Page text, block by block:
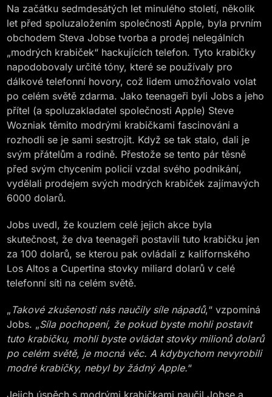
Na začátku sedmdesátých let minulého století, několik
let před spoluzaložením společnosti Apple, byla prvním
obchodem Steva Jobse tvorba a prodej nelegálních
„modrých krabiček“ hackujících telefon. Tyto krabičky
napodobovaly určité tóny, které se používaly pro
dálkové telefonní hovory, což lidem umožňovalo volat
po celém světě zdarma. Jako teenageři byli Jobs a jeho
přítel (a spoluzakladatel společnosti Apple) Steve
Wozniak těmito modrými krabičkami fascinováni a
rozhodli se je sami sestrojit. Když se tak stalo, dali je
svým přátelům a rodině. Přestože se tento pár těsně
před svým chycením policií vzdal svého podnikání,
vydělali prodejem svých modrých krabiček zajímavých
6000 dolarů.
Jobs uvedl, že kouzlem celé jejich akce byla
skutečnost, že dva teenageři postavili tuto krabičku jen
za 100 dolarů, se kterou pak ovládali z kalifornského
Los Altos a Cupertina stovky miliard dolarů v celé
telefonní síti na celém světě.
„ Takové zkušenosti nás naučily síle nápadů,“ vzpomíná
Jobs. „Síla pochopení, že pokud byste mohli postavit
tuto krabičku, mohli byste ovládat stovky milionů dolarů
po celém světě, je mocná věc. A kdybychom nevyrobili
modré krabičky, nebyl by žádný Apple.“
Jejich úspěch s modrými krabičkami naučil Jobse a